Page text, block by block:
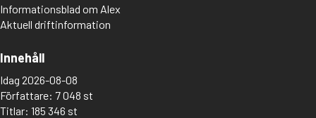
Informationsblad om Alex
Aktuell driftinformation
Innehåll
Idag 2026-08-08
Författare: 7 048 st
Titlar: 185 346 st